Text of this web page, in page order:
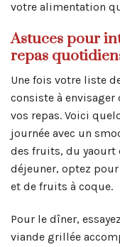
votre alimentation
Astuces pour
repas
Une fois votre liste
consiste à
vos repas. Voici
journée avec un
des fruits, du yaourt
déjeuner, optez
et de fruits à coque.
Pour le dîner,
viande grillée